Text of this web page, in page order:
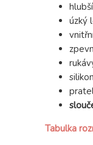
úzký
Tabulka